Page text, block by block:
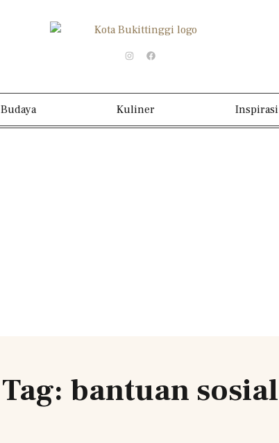
Budaya Kuliner Inspirasi
Tag: bantuan sosial